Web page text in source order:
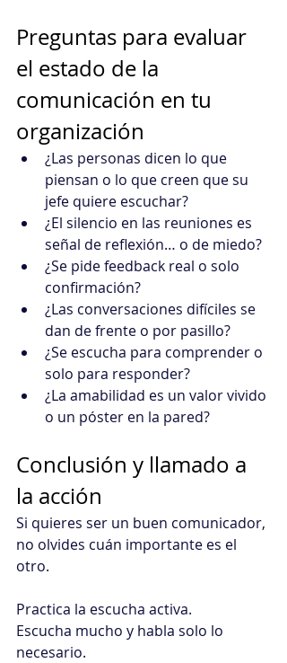
Preguntas para evaluar
el estado de la
comunicación en tu
organización
¿Las personas dicen lo que
piensan o lo que creen que su
jefe quiere escuchar?
¿El silencio en las reuniones es
señal de reflexión… o de miedo?
¿Se pide feedback real o solo
confirmación?
¿Las conversaciones difíciles se
dan de frente o por pasillo?
¿Se escucha para comprender o
solo para responder?
¿La amabilidad es un valor vivido
o un póster en la pared?
Conclusión y llamado a
la acción
Si quieres ser un buen comunicador,
no olvides cuán importante es el
otro.
Practica la escucha activa.
Escucha mucho y habla solo lo
necesario.